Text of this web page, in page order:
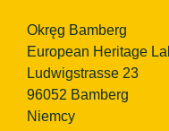
Okręg Bamberg
European Heritage
Ludwigstrasse 23
96052 Bamberg
Niemcy